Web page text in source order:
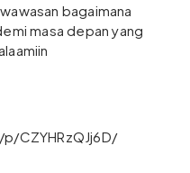
bagaimana
masa depan yang
CZYHRzQJj6D/